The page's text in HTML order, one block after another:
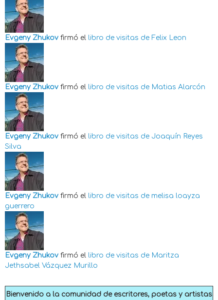
Evgeny Zhukov firmó el libro de visitas de Felix Leon
Evgeny Zhukov firmó el libro de visitas de Matias Alarcón
Evgeny Zhukov firmó el libro de visitas de Joaquín Reyes
Silva
Evgeny Zhukov firmó el libro de visitas de melisa loayza
guerrero
Evgeny Zhukov firmó el libro de visitas de Maritza
Jethsabel Vázquez Murillo
Bienvenido a la comunidad de escritores, poetas y artistas